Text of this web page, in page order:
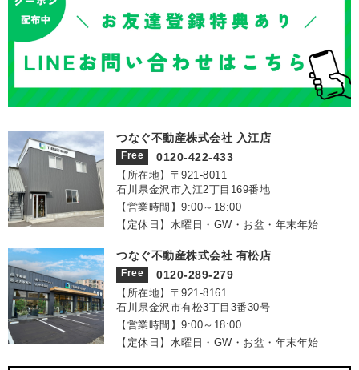
つなぐ不動産株式会社 入江店
Free 0120-422-433
【所在地】〒921‐8011
石川県金沢市入江2丁目169番地
【営業時間】9:00～18:00
【定休日】水曜日・GW・お盆・年末年始
つなぐ不動産株式会社 有松店
Free 0120-289-279
【所在地】〒921‐8161
石川県金沢市有松3丁目3番30号
【営業時間】9:00～18:00
【定休日】水曜日・GW・お盆・年末年始